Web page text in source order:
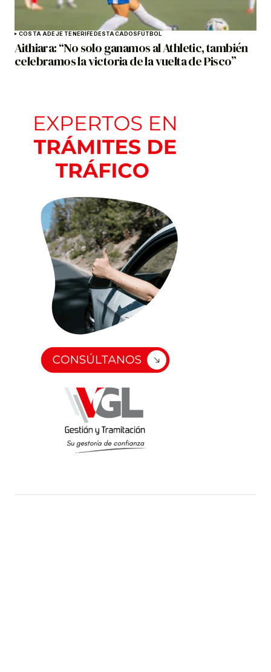
COSTA ADEJE TENERIFEDESTACADOSFÚTBOL
Aithiara: “No solo ganamos al Athletic, también
celebramos la victoria de la vuelta de Pisco”